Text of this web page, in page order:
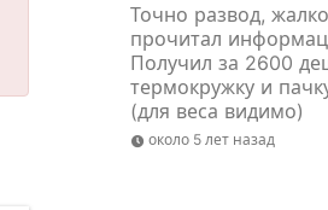
Точно развод,
прочитал
Получил за 2600
термокружку и
(для веса видимо)
около 5 лет назад